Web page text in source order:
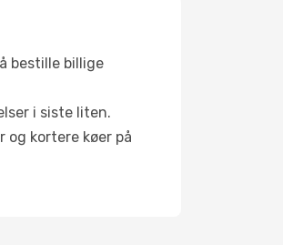
bestille billige
i siste liten.
og kortere køer på